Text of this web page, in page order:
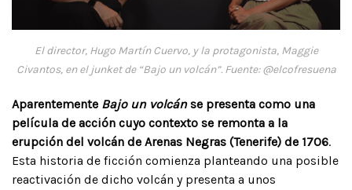
El director, Hugo Martín Cuervo, y la protagonista, Maggie
Civantos, en el junket de “Bajo un volcán”. Fuente: @elcofresuena
Aparentemente Bajo un volcánse presenta como una
película de acción cuyo contexto se remonta a la
erupción del volcán de Arenas Negras (Tenerife) de 1706.
Esta historia de ficción comienza planteando una posible
reactivación de dicho volcán y presenta a unos